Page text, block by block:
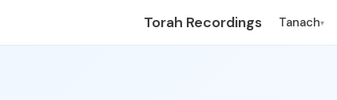
Torah Recordings Tanach▾